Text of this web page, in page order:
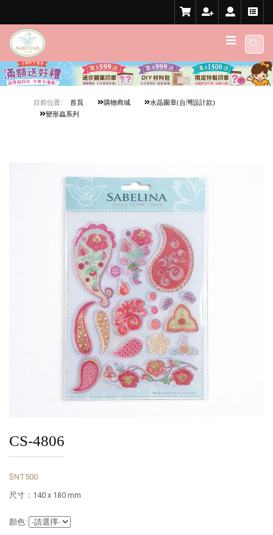
目前位置: 首頁 購物商城
水晶圖章(台灣設計款)
變形蟲系列
CS-4806
$NT500
尺寸：140 x 180 mm
顏色: